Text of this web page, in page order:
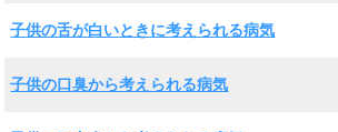
子供の舌が白いときに考えられる病気
子供の口臭から考えられる病気